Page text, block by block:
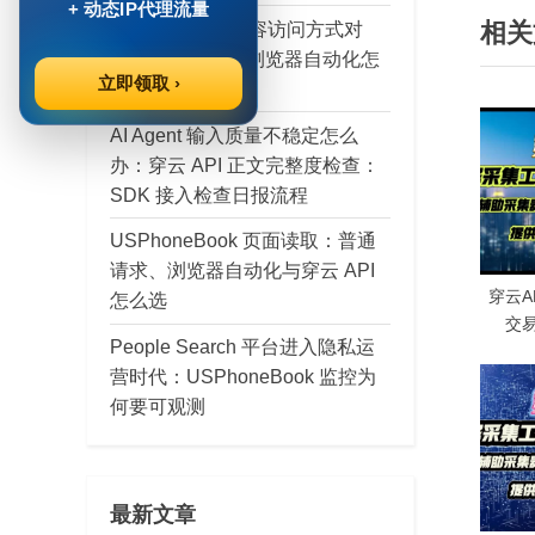
导
航
v
i
u
s
P
s
t
相
穿云
交
brainly.pl 公开内容访问方式对
比：穿云 API 与浏览器自动化怎
么选
AI Agent 输入质量不稳定怎么
办：穿云 API 正文完整度检查：
SDK 接入检查日报流程
USPhoneBook 页面读取：普通
请求、浏览器自动化与穿云 API
怎么选
People Search 平台进入隐私运
营时代：USPhoneBook 监控为
何要可观测
最新文章
+ 动态IP代理流量
立即领取 ›